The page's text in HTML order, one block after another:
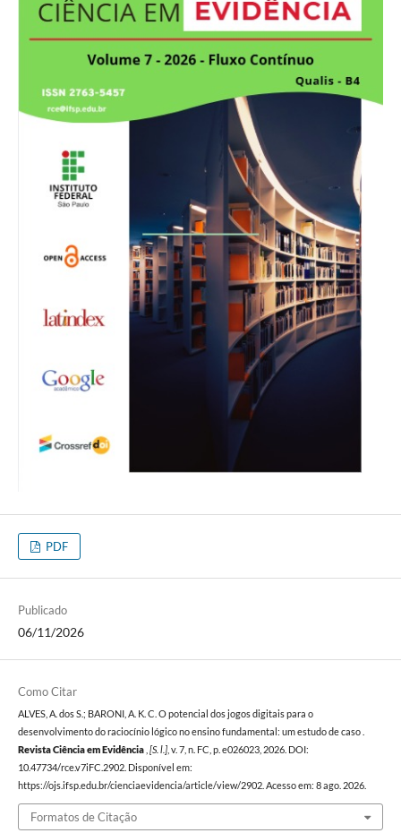
PDF
Publicado
06/11/2026
Como Citar
ALVES, A. dos S.; BARONI, A. K. C. O potencial dos jogos digitais para o
desenvolvimento do raciocínio lógico no ensino fundamental: um estudo de caso .
Revista Ciência em Evidência [S. l.], v. 7, n. FC, p. e026023, 2026. DOI:
10.47734/rce.v7iFC.2902. Disponível em:
https://ojs.ifsp.edu.br/cienciaevidencia/article/view/2902. Acesso em: 8 ago. 2026.
Formatos de Citação